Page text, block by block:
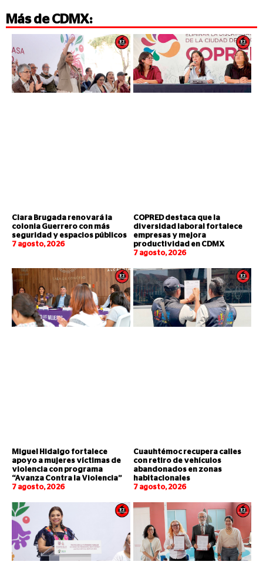
Más deCDMX:
Clara Brugada renovará la
colonia Guerrero con más
seguridad y espacios públicos
7 agosto, 2026
COPRED destaca que la
diversidad laboral fortalece
empresas y mejora
productividad en CDMX
7 agosto, 2026
Miguel Hidalgo fortalece
apoyo a mujeres víctimas de
violencia con programa
“Avanza Contra la Violencia”
7 agosto, 2026
Cuauhtémoc recupera calles
con retiro de vehículos
abandonados en zonas
habitacionales
7 agosto, 2026